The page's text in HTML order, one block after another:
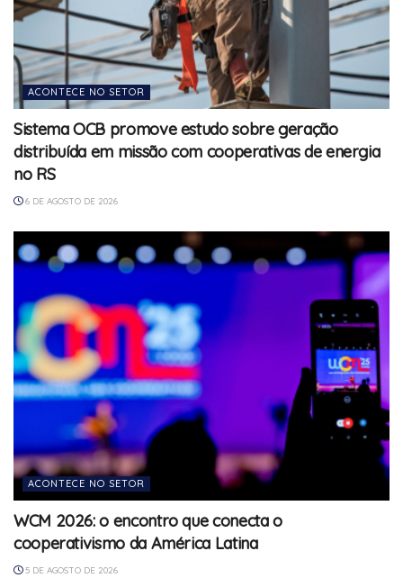
ACONTECE NO SETOR
Sistema OCB promove estudo sobre geração
distribuída em missão com cooperativas de energia
no RS
6 DE AGOSTO DE 2026
ACONTECE NO SETOR
WCM 2026: o encontro que conecta o
cooperativismo da América Latina
5 DE AGOSTO DE 2026